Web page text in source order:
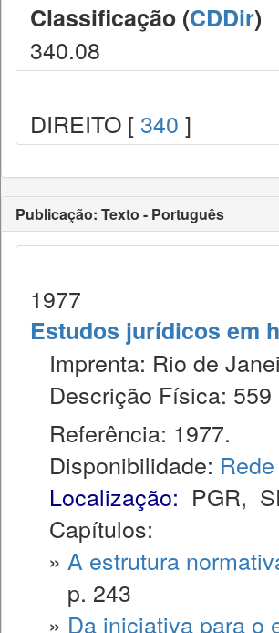
Classificação (CDDir)
340.08
DIREITO [ 340 ]
Publicação: Texto - Português
1977
Estudos jurídicos em
Imprenta: Rio de
Descrição Física: 559
Referência: 1977.
Disponibilidade:
Localização: PGR,
Capítulos:
» A estrutura
p. 243
» Da iniciativa para o